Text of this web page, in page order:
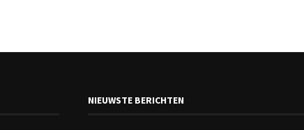
NIEUWSTE BERICHTEN